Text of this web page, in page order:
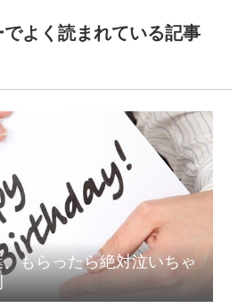
よく読まれている記事
もらったら絶対泣いちゃ